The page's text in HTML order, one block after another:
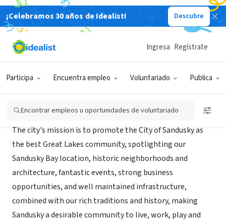
¡Celebramos 30 años de Idealist! Descubre
Participa Encuentra empleo Voluntariado Publica
Ingresa Regístrate
Encontrar empleos u oportunidades de voluntariado
GOBIERNO
City of Sandusky
The city's mission is to promote the City of Sandusky as
the best Great Lakes community, spotlighting our
Sandusky Bay location, historic neighborhoods and
architecture, fantastic events, strong business
opportunities, and well maintained infrastructure,
combined with our rich traditions and history, making
Sandusky a desirable community to live, work, play and